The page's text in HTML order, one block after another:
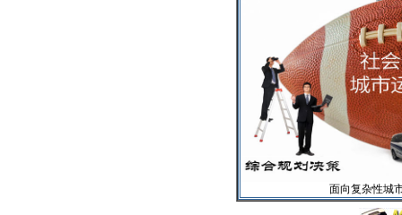
面向复杂性城